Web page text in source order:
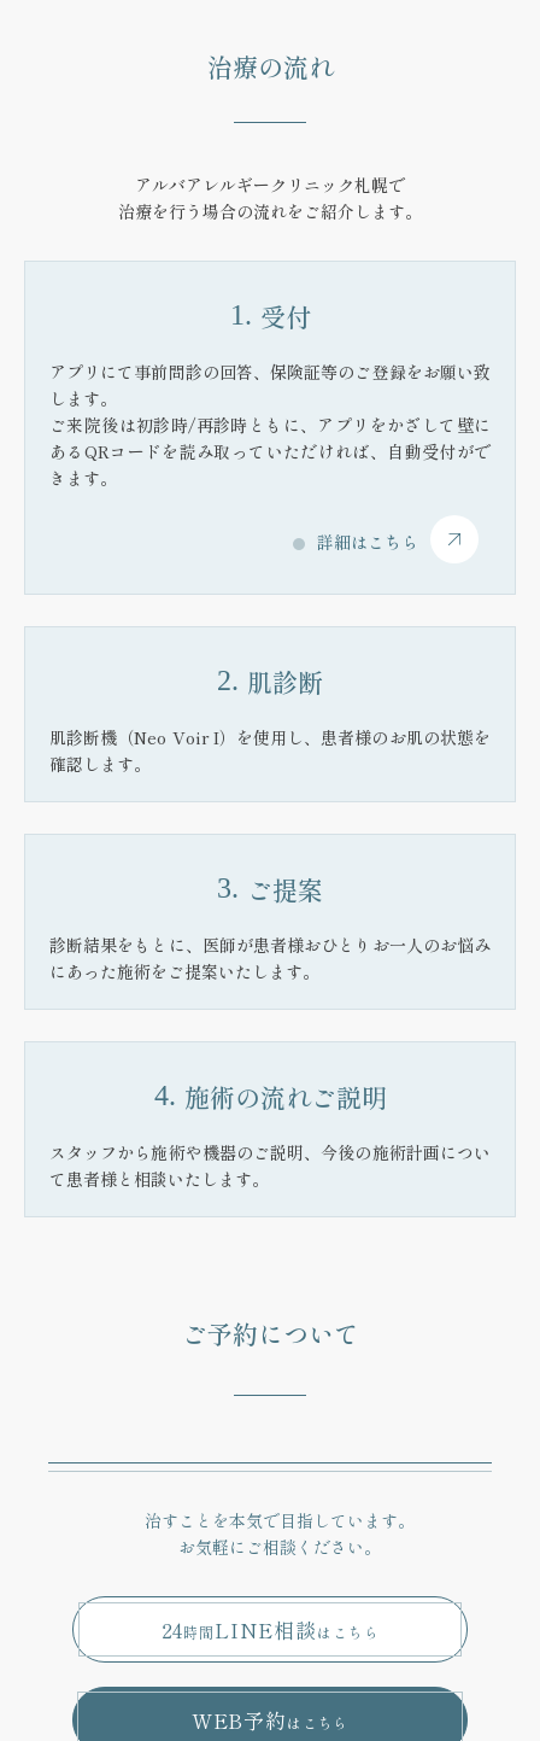
治療の流れ
アルバアレルギークリニック札幌で
治療を行う場合の流れをご紹介します。
1. 受付
アプリにて事前問診の回答、保険証等のご登録をお願い致
します。
ご来院後は初診時/再診時ともに、アプリをかざして壁に
あるQRコードを読み取っていただければ、自動受付がで
きます。
詳細はこちら
2. 肌診断
肌診断機（Neo Voir I）を使用し、患者様のお肌の状態を
確認します。
3. ご提案
診断結果をもとに、医師が患者様おひとりお一人のお悩み
にあった施術をご提案いたします。
4. 施術の流れご説明
スタッフから施術や機器のご説明、今後の施術計画につい
て患者様と相談いたします。
ご予約について
治すことを本気で目指しています。
お気軽にご相談ください。
24時間LINE相談はこちら
WEB予約はこちら